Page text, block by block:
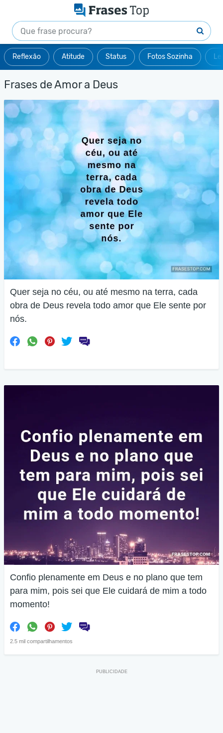
Reflexão Atitude Status Fotos Sozinha
Frases de Amor a Deus
Quer seja no céu, ou até mesmo na terra, cada
obra de Deus revela todo amor que Ele sente por
nós.
Confio plenamente em Deus e no plano que tem
para mim, pois sei que Ele cuidará de mim a todo
momento!
2.5 mil compartilhamentos